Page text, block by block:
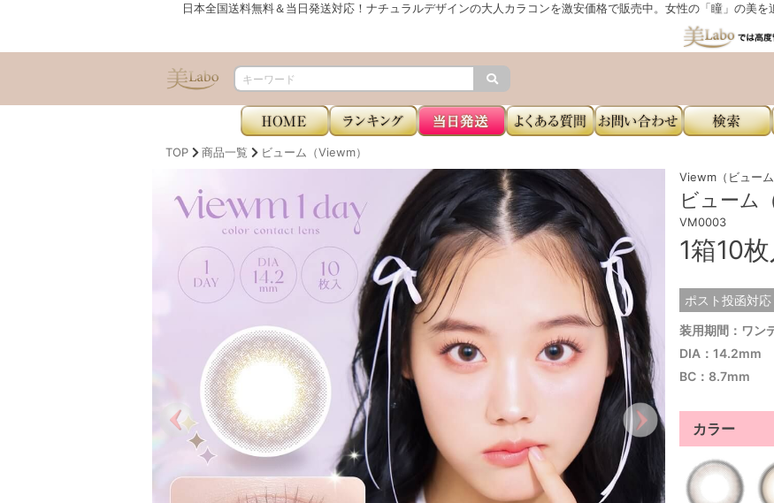
日本全国送料無料＆当日発送対応！ナチュラルデザインの大人カラコンを激安価格で販売中。女性の「瞳」の美を
TOP 商品一覧 ビューム（Viewm）
Viewm（ビューム
ビューム
VM0003
1箱10枚
ポスト投函対応
装用期間：ワン
DIA：14.2mm
BC：8.7mm
カラー